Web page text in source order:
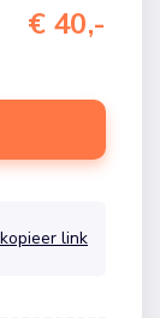
€ 40,-
kopieer link